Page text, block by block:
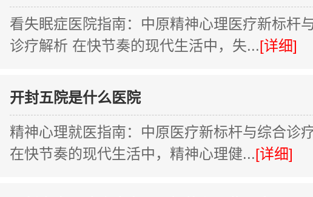
看失眠症医院指南：中原精神心理医疗新标杆
诊疗解析 在快节奏的现代生活中，失...[详细]
开封五院是什么医院
精神心理就医指南：中原医疗新标杆与综合诊
在快节奏的现代生活中，精神心理健...[详细]